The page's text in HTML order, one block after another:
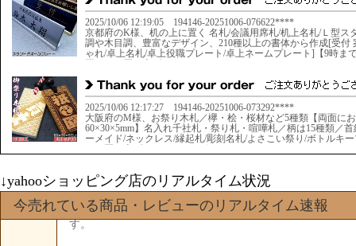
↓yahooショッピング店のリアルタイム状況